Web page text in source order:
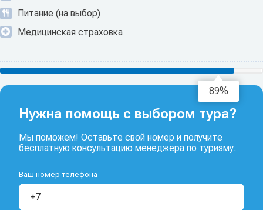
Питание (на выбор)
Медицинская страховка
91%
Нужна помощь с выбором тура?
Мы поможем! Оставьте свой номер и получите
бесплатную консультацию менеджера по туризму.
Ваш номер телефона